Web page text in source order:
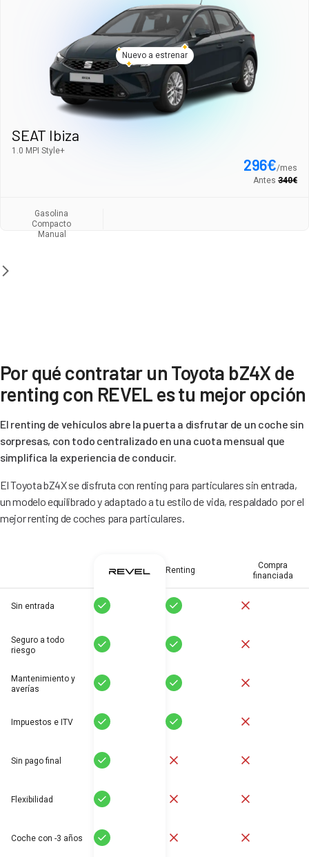
Nuevo a estrenar
SEAT Ibiza
1.0 MPI Style+
296€/mes
Antes 340€
Gasolina
Compacto
Manual
Por qué contratar un Toyota bZ4X de
renting con REVEL es tu mejor opción
El renting de vehículos abre la puerta a disfrutar de un coche sin
sorpresas, con todo centralizado en una cuota mensual que
simplifica la experiencia de conducir.
El Toyota bZ4X se disfruta con renting para particulares sin entrada,
un modelo equilibrado y adaptado a tu estilo de vida, respaldado por el
mejor renting de coches para particulares.
Renting
Compra
financiada
Sin entrada Sí Sí
Seguro a todo
riesgo
Sí Sí
Mantenimiento y
averías
Sí Sí
Impuestos e ITV Sí Sí
Sin pago final Sí
Flexibilidad Sí
Coche con -3 años Sí